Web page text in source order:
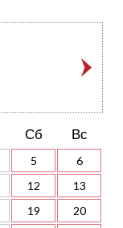
Сб Вс
5
6
12
13
19
20